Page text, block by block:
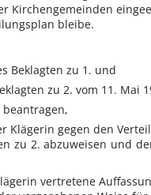
Kirchengemeinden
bleibe.
Beklagten zu 1. und
zu 2. vom 11. Mai
Klägerin gegen den
zu 2. abzuweisen und
vertretene